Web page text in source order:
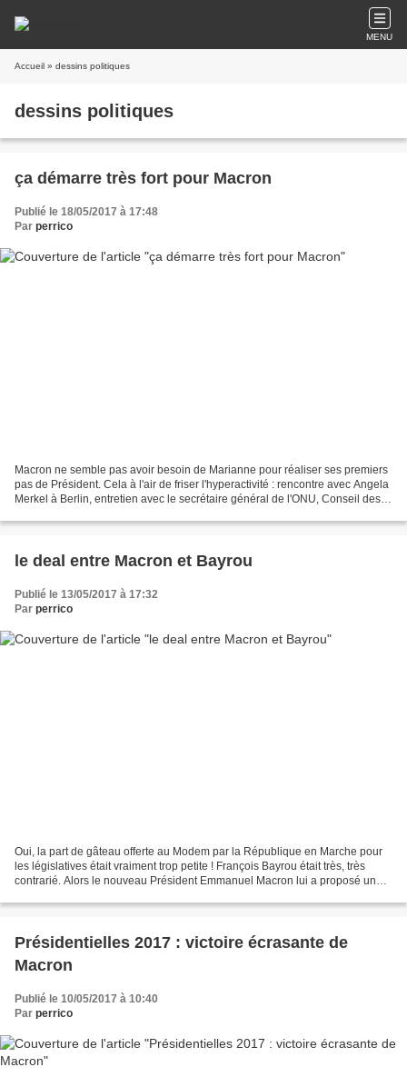
MENU
Accueil » dessins politiques
dessins politiques
ça démarre très fort pour Macron
Publié le 18/05/2017 à 17:48
Par perrico
Macron ne semble pas avoir besoin de Marianne pour réaliser ses premiers
pas de Président. Cela à l'air de friser l'hyperactivité : rencontre avec Angela
Merkel à Berlin, entretien avec le secrétaire général de l'ONU, Conseil des
le deal entre Macron et Bayrou
Publié le 13/05/2017 à 17:32
Par perrico
Oui, la part de gâteau offerte au Modem par la République en Marche pour
les législatives était vraiment trop petite ! François Bayrou était très, très
contrarié. Alors le nouveau Président Emmanuel Macron lui a proposé une
Présidentielles 2017 : victoire écrasante de
Macron
Publié le 10/05/2017 à 10:40
Par perrico